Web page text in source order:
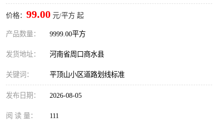
价格： 99.00 元/平方 起
产品数量： 9999.00平方
发货地址： 河南省周口商水县
关键词： 平顶山小区道路划线标准
发布日期： 2026-08-05
阅 读 量： 111